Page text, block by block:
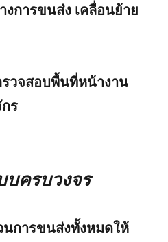
การขนส่ง เคลื่อนย้าย
วจสอบพื้นที่หน้างาน
ร
ครบวงจร
นการขนส่งทั้งหมดให้